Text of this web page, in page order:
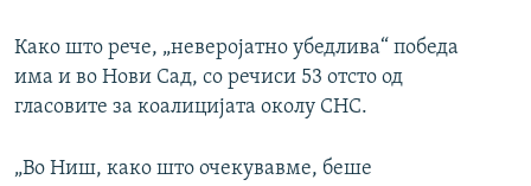
Како што рече, „неверојатно убедлива“ победа
има и во Нови Сад, со речиси 53 отсто од
гласовите за коалицијата околу СНС.
„Во Ниш, како што очекувавме, беше